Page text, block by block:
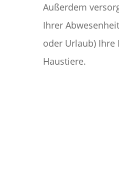
Außerdem
Ihrer
oder Urlaub) Ihre
Haustiere.